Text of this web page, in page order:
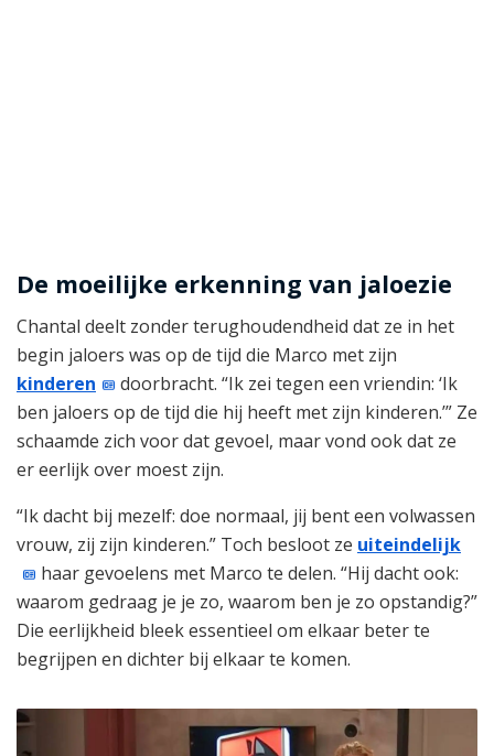
De moeilijke erkenning van jaloezie
Chantal deelt zonder terughoudendheid dat ze in het
begin jaloers was op de tijd die Marco met zijn
kinderen
doorbracht. “Ik zei tegen een vriendin: ‘Ik
ben jaloers op de tijd die hij heeft met zijn kinderen.’” Ze
schaamde zich voor dat gevoel, maar vond ook dat ze
er eerlijk over moest zijn.
“Ik dacht bij mezelf: doe normaal, jij bent een volwassen
vrouw, zij zijn kinderen.” Toch besloot ze uiteindelijk
haar gevoelens met Marco te delen. “Hij dacht ook:
waarom gedraag je je zo, waarom ben je zo opstandig?”
Die eerlijkheid bleek essentieel om elkaar beter te
begrijpen en dichter bij elkaar te komen.